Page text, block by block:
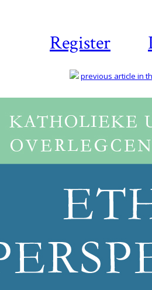
Register
previous article in